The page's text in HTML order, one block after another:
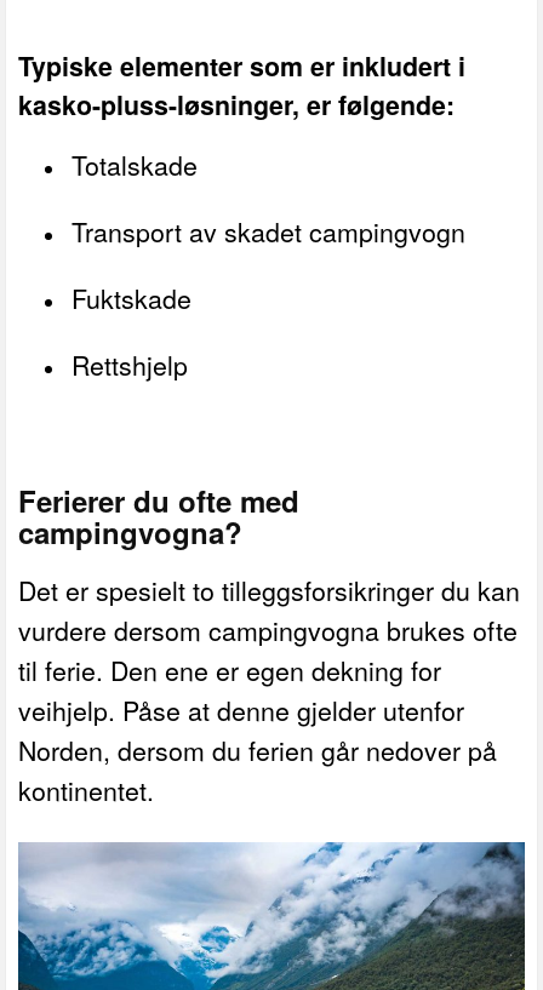
Typiske elementer som er inkludert i
kasko-pluss-løsninger, er følgende:
Totalskade
Transport av skadet campingvogn
Fuktskade
Rettshjelp
Ferierer du ofte med
campingvogna?
Det er spesielt to tilleggsforsikringer du kan
vurdere dersom campingvogna brukes ofte
til ferie. Den ene er egen dekning for
veihjelp. Påse at denne gjelder utenfor
Norden, dersom du ferien går nedover på
kontinentet.